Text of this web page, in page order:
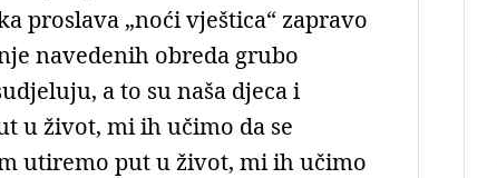
proslava „noći vještica“ zapravo
navedenih obreda grubo
a to su naša djeca i
u život, mi ih učimo da se
utiremo put u život, mi ih učimo